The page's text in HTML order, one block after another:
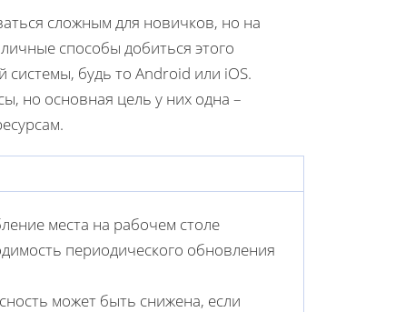
сложным для новичков, но на
способы добиться этого
системы, будь то Android или iOS.
но основная цель у них одна –
места на рабочем столе
периодического обновления
может быть снижена, если